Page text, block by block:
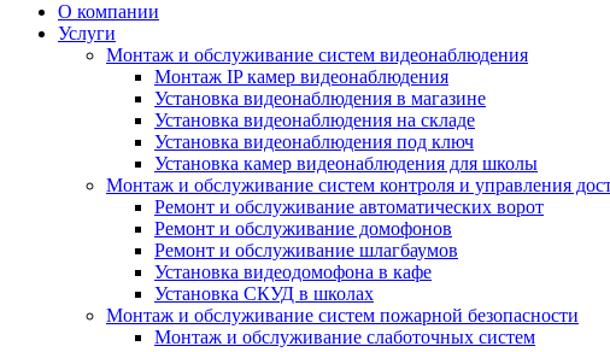
О компании
Услуги
Монтаж и обслуживание систем видеонаблюдения
Монтаж IP камер видеонаблюдения
Установка видеонаблюдения в магазине
Установка видеонаблюдения на складе
Установка видеонаблюдения под ключ
Установка камер видеонаблюдения для школы
Монтаж и обслуживание систем контроля и управления
Ремонт и обслуживание автоматических ворот
Ремонт и обслуживание домофонов
Ремонт и обслуживание шлагбаумов
Установка видеодомофона в кафе
Установка СКУД в школах
Монтаж и обслуживание систем пожарной безопасности
Монтаж и обслуживание слаботочных систем